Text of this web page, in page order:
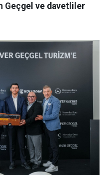
Geçgel ve davetliler